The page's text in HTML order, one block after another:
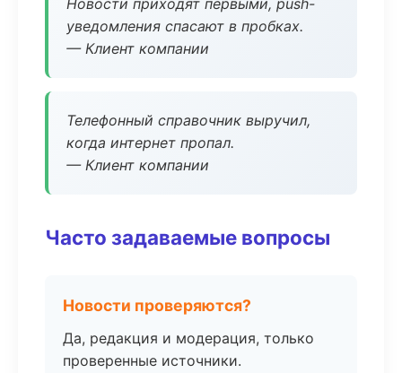
Новости приходят первыми, push-
уведомления спасают в пробках.
— Клиент компании
Телефонный справочник выручил,
когда интернет пропал.
— Клиент компании
Часто задаваемые вопросы
Новости проверяются?
Да, редакция и модерация, только
проверенные источники.